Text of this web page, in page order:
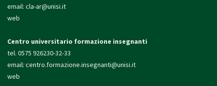
email: cla-ar@unisi.it
web
Centro universitario formazione insegnanti
tel. 0575 926230-32-33
email:centro.formazione.insegnanti@unisi.it
web